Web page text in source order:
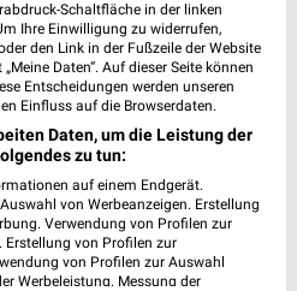
5 Prospekte
Schaltfläche in der linken
Ihre Einwilligung zu widerrufen,
den Link in der Fußzeile der Website
Daten“. Auf dieser Seite können
Entscheidungen werden unseren
Einfluss auf die Browserdaten.
Daten, um die Leistung der
zu tun:
auf einem Endgerät.
von Werbeanzeigen. Erstellung
Verwendung von Profilen zur
Erstellung von Profilen zur
von Profilen zur Auswahl
Werbeleistung. Messung der